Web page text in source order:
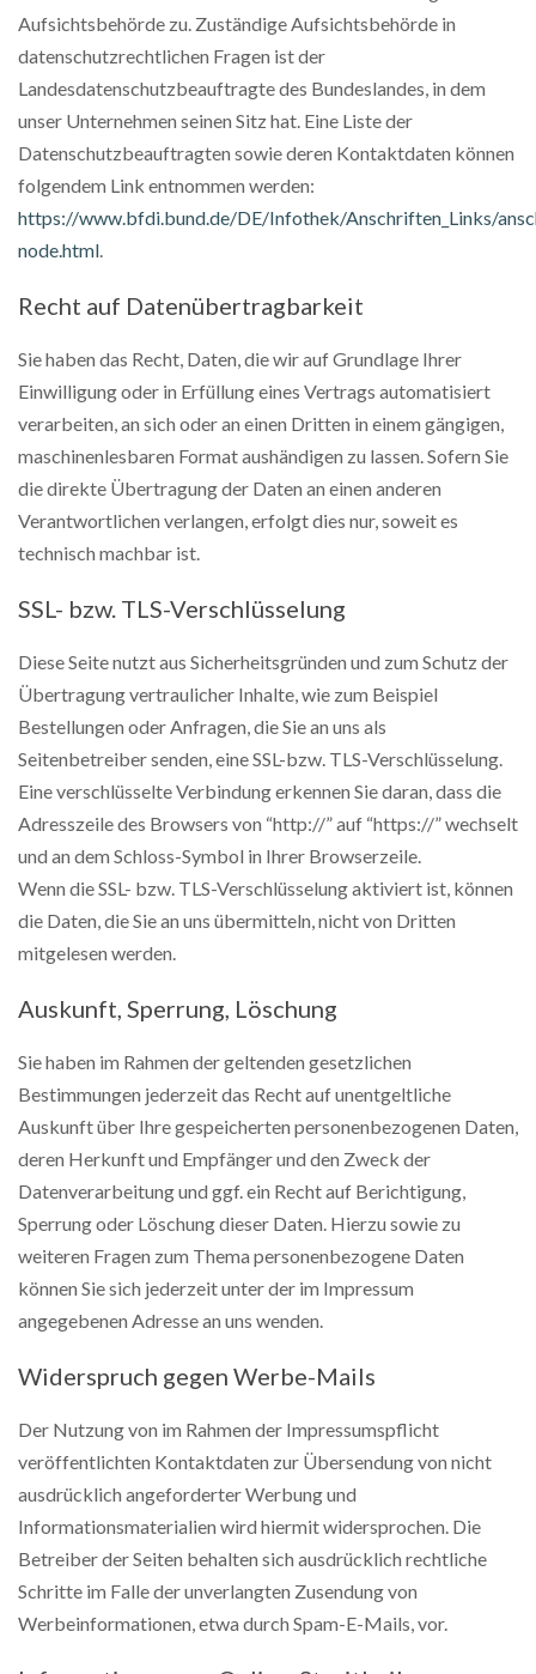
Aufsichtsbehörde zu. Zuständige Aufsichtsbehörde in
datenschutzrechtlichen Fragen ist der
Landesdatenschutzbeauftragte des Bundeslandes, in dem
unser Unternehmen seinen Sitz hat. Eine Liste der
Datenschutzbeauftragten sowie deren Kontaktdaten können
folgendem Link entnommen werden:
https://www.bfdi.bund.de/DE/Infothek/Anschriften_Links/
node.html
Recht auf Datenübertragbarkeit
Sie haben das Recht, Daten, die wir auf Grundlage Ihrer
Einwilligung oder in Erfüllung eines Vertrags automatisiert
verarbeiten, an sich oder an einen Dritten in einem gängigen,
maschinenlesbaren Format aushändigen zu lassen. Sofern Sie
die direkte Übertragung der Daten an einen anderen
Verantwortlichen verlangen, erfolgt dies nur, soweit es
technisch machbar ist.
SSL- bzw. TLS-Verschlüsselung
Diese Seite nutzt aus Sicherheitsgründen und zum Schutz der
Übertragung vertraulicher Inhalte, wie zum Beispiel
Bestellungen oder Anfragen, die Sie an uns als
Seitenbetreiber senden, eine SSL-bzw. TLS-Verschlüsselung.
Eine verschlüsselte Verbindung erkennen Sie daran, dass die
Adresszeile des Browsers von “http://” auf “https://” wechselt
und an dem Schloss-Symbol in Ihrer Browserzeile.
Wenn die SSL- bzw. TLS-Verschlüsselung aktiviert ist, können
die Daten, die Sie an uns übermitteln, nicht von Dritten
mitgelesen werden.
Auskunft, Sperrung, Löschung
Sie haben im Rahmen der geltenden gesetzlichen
Bestimmungen jederzeit das Recht auf unentgeltliche
Auskunft über Ihre gespeicherten personenbezogenen Daten,
deren Herkunft und Empfänger und den Zweck der
Datenverarbeitung und ggf. ein Recht auf Berichtigung,
Sperrung oder Löschung dieser Daten. Hierzu sowie zu
weiteren Fragen zum Thema personenbezogene Daten
können Sie sich jederzeit unter der im Impressum
angegebenen Adresse an uns wenden.
Widerspruch gegen Werbe-Mails
Der Nutzung von im Rahmen der Impressumspflicht
veröffentlichten Kontaktdaten zur Übersendung von nicht
ausdrücklich angeforderter Werbung und
Informationsmaterialien wird hiermit widersprochen. Die
Betreiber der Seiten behalten sich ausdrücklich rechtliche
Schritte im Falle der unverlangten Zusendung von
Werbeinformationen, etwa durch Spam-E-Mails, vor.